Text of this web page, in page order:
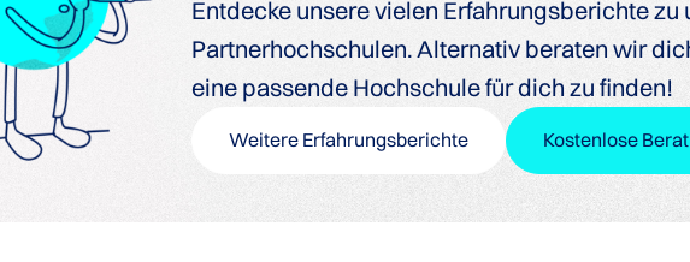
Entdecke unsere vielen Erfahrungsberichte zu
Partnerhochschulen. Alternativ beraten wir
eine passende Hochschule für dich zu finden!
Weitere Erfahrungsberichte Kostenlose